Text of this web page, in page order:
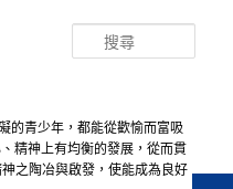
的青少年，都能從歡愉而富吸
精神上有均衡的發展，從而貫
之陶冶與啟發，使能成為良好
尋